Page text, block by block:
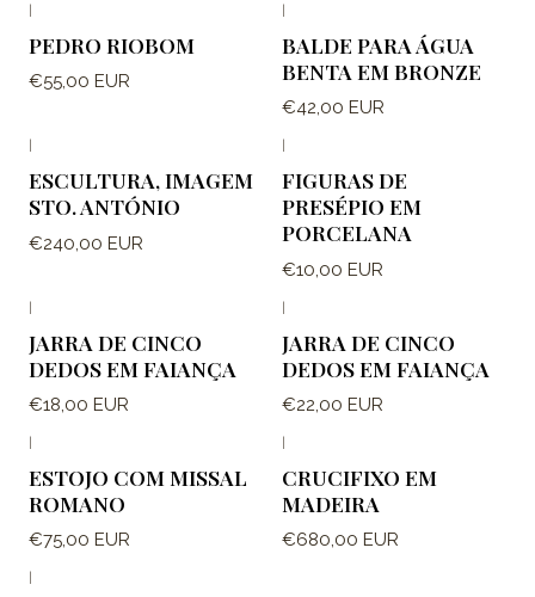
|
PEDRO RIOBOM
€55,00 EUR
|
BALDE PARA ÁGUA
BENTA EM BRONZE
€42,00 EUR
ESCULTURA, IMAGEM
STO. ANTÓNIO
€240,00 EUR
FIGURAS DE
PRESÉPIO EM
PORCELANA
€10,00 EUR
|
JARRA DE CINCO
DEDOS EM FAIANÇA
€18,00 EUR
|
JARRA DE CINCO
DEDOS EM FAIANÇA
€22,00 EUR
ESTOJO COM MISSAL
ROMANO
€75,00 EUR
CRUCIFIXO EM
MADEIRA
€680,00 EUR